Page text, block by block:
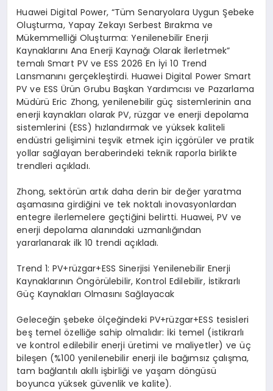
Huawei Digital Power, “Tüm Senaryolara Uygun Şebeke
Oluşturma, Yapay Zekayı Serbest Bırakma ve
Mükemmelliği Oluşturma: Yenilenebilir Enerji
Kaynaklarını Ana Enerji Kaynağı Olarak İlerletmek”
temalı Smart PV ve ESS 2026 En İyi 10 Trend
Lansmanını gerçekleştirdi. Huawei Digital Power Smart
PV ve ESS Ürün Grubu Başkan Yardımcısı ve Pazarlama
Müdürü Eric Zhong, yenilenebilir güç sistemlerinin ana
enerji kaynakları olarak PV, rüzgar ve enerji depolama
sistemlerini (ESS) hızlandırmak ve yüksek kaliteli
endüstri gelişimini teşvik etmek için içgörüler ve pratik
yollar sağlayan beraberindeki teknik raporla birlikte
trendleri açıkladı.
Zhong, sektörün artık daha derin bir değer yaratma
aşamasına girdiğini ve tek noktalı inovasyonlardan
entegre ilerlemelere geçtiğini belirtti. Huawei, PV ve
enerji depolama alanındaki uzmanlığından
yararlanarak ilk 10 trendi açıkladı.
Trend 1:PV+rüzgar+ESS Sinerjisi Yenilenebilir Enerji
Kaynaklarının Öngörülebilir, Kontrol Edilebilir, İstikrarlı
Güç Kaynakları Olmasını Sağlayacak
Geleceğin şebeke ölçeğindeki PV+rüzgar+ESS tesisleri
beş temel özelliğe sahip olmalıdır: İki temel (istikrarlı
ve kontrol edilebilir enerji üretimi ve maliyetler) ve üç
bileşen (%100 yenilenebilir enerji ile bağımsız çalışma,
tam bağlantılı akıllı işbirliği ve yaşam döngüsü
boyunca yüksek güvenlik ve kalite).